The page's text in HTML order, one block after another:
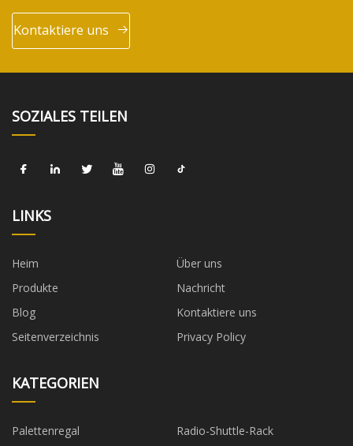
Kontaktiere uns
SOZIALES TEILEN
LINKS
Heim
Über uns
Produkte
Nachricht
Blog
Kontaktiere uns
Seitenverzeichnis
Privacy Policy
KATEGORIEN
Palettenregal
Radio-Shuttle-Rack